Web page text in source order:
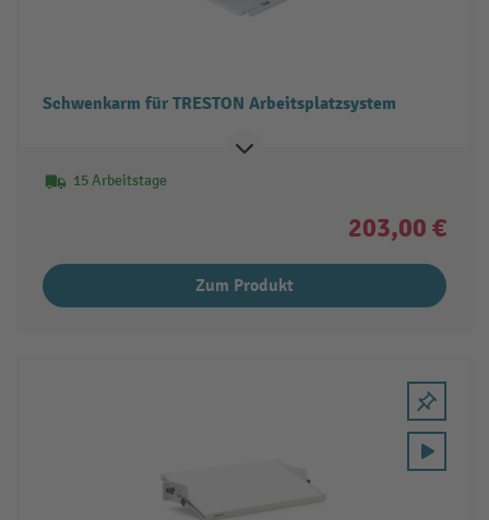
Schwenkarm für TRESTON Arbeitsplatzsystem
15 Arbeitstage
203,00 €
Zum Produkt